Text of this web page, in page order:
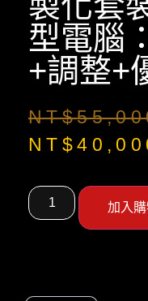
型電腦
+調整+
NT$
NT$
加入